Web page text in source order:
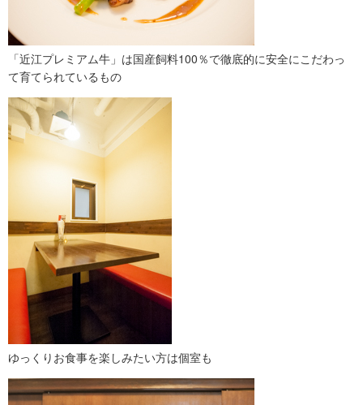
「近江プレミアム牛」は国産飼料100％で徹底的に安全にこだわっ
て育てられているもの
ゆっくりお食事を楽しみたい方は個室も